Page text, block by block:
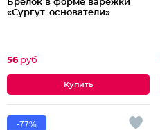
Брелок в форме варежки
«Сургут. основатели»
56 руб
-77%